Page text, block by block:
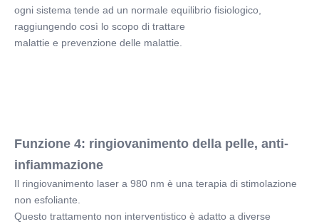
ogni sistema tende ad un normale equilibrio fisiologico,
raggiungendo così lo scopo di trattare
malattie e prevenzione delle malattie.
Funzione 4: ringiovanimento della pelle, anti-
infiammazione
Il ringiovanimento laser a 980 nm è una terapia di stimolazione
non esfoliante.
Questo trattamento non interventistico è adatto a diverse